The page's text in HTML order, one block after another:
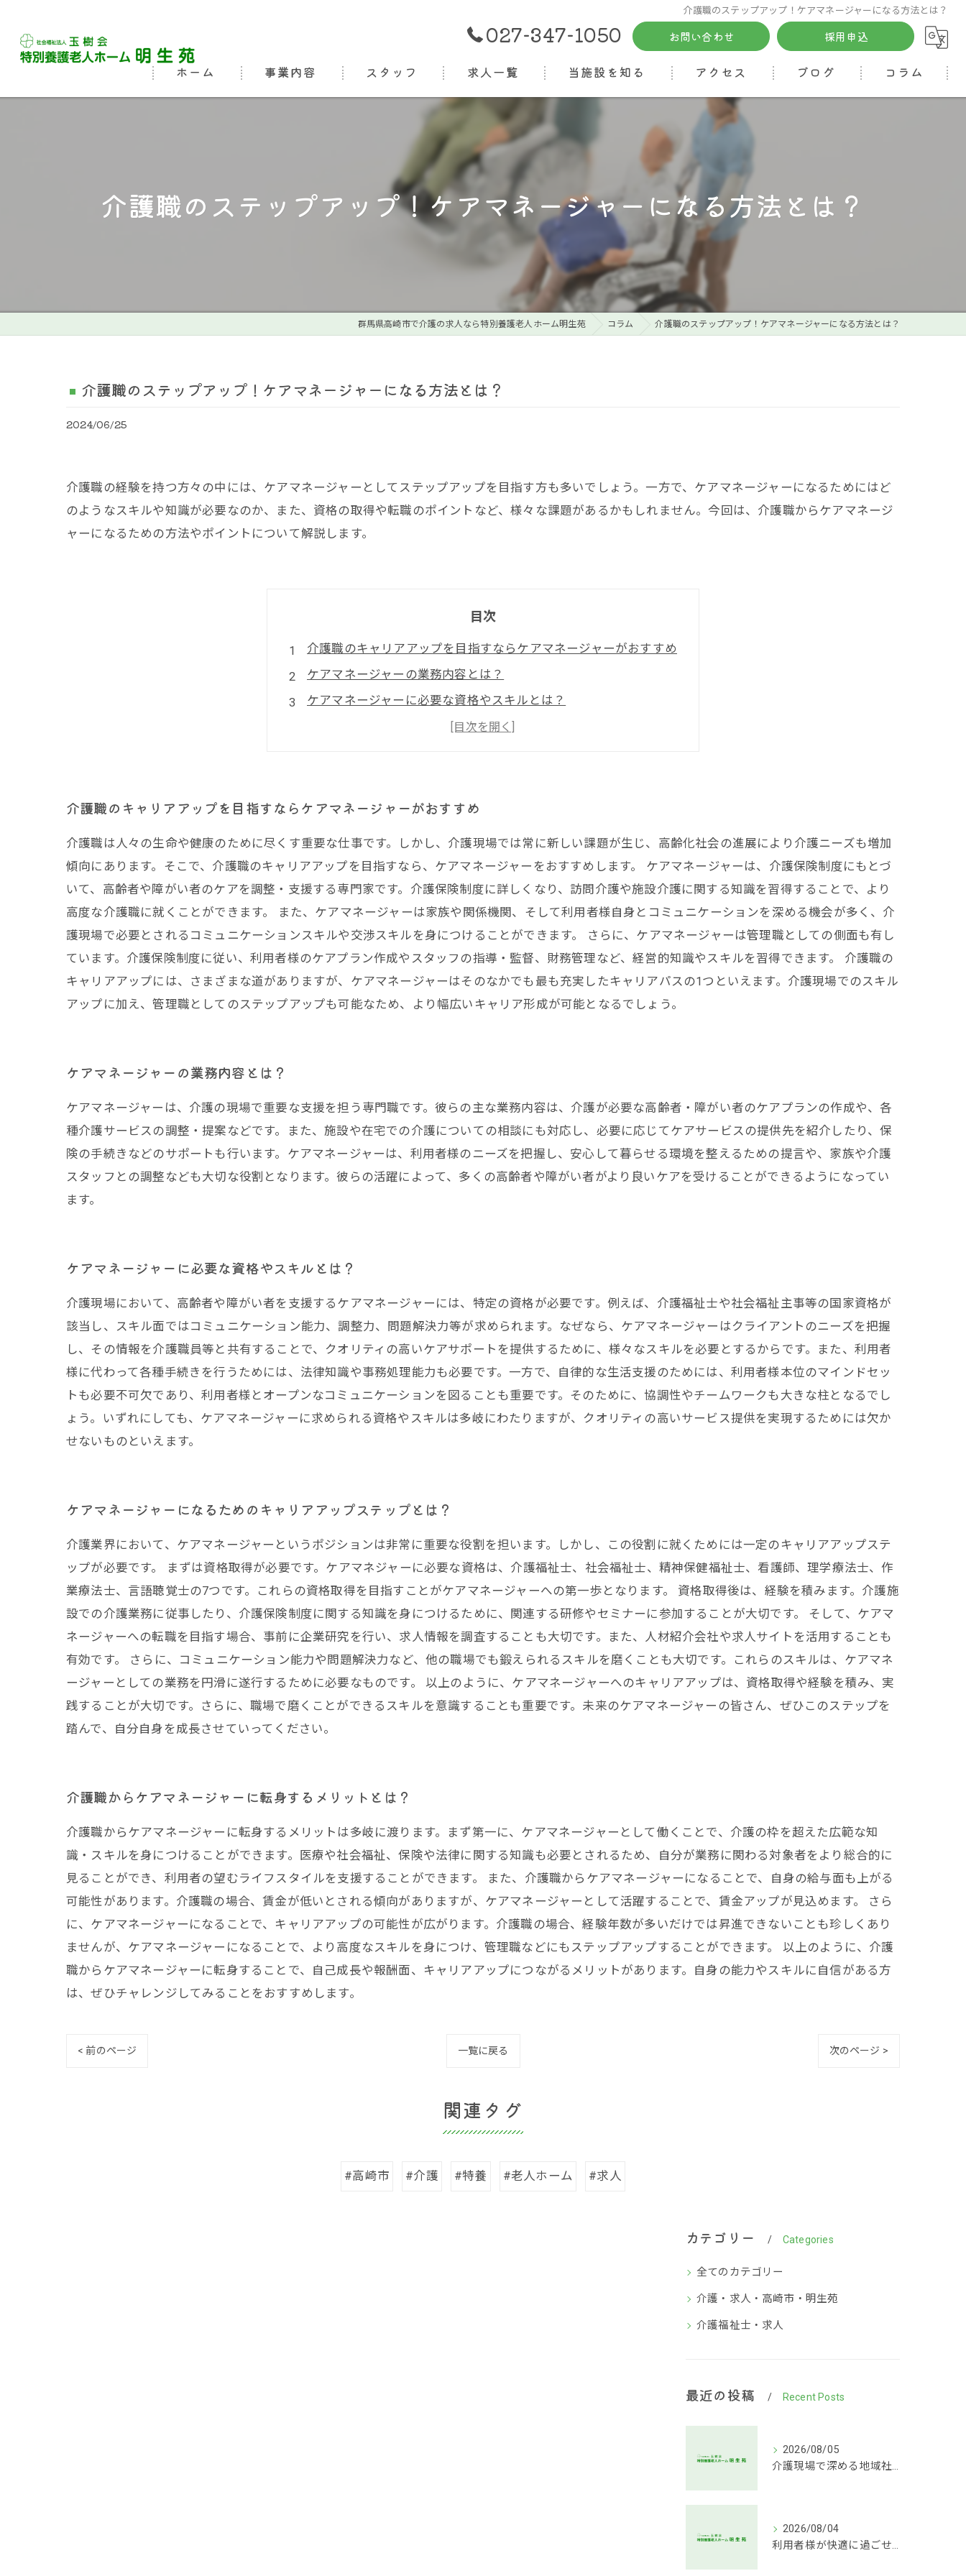
介護職のステップアップ！ケアマネージャーになる方法とは？
027-347-1050 お問い合わせ 採用申込
ホーム 事業内容 スタッフ 求人一覧 当施設を知る
看護師
アクセス ブログ コラム
介護職のステップアップ！ケアマネージャーになる方法とは？
群馬県高崎市で介護の求人なら特別養護老人ホーム明生苑 コラム 介護職のステップアップ！ケアマネージャーになる方法とは？
介護職のステップアップ！ケアマネージャーになる方法とは？
2024/06/25
介護職の経験を持つ方々の中には、ケアマネージャーとしてステップアップを目指す方も多いでしょう。一方で、ケアマネージャーになるためにはど
のようなスキルや知識が必要なのか、また、資格の取得や転職のポイントなど、様々な課題があるかもしれません。今回は、介護職からケアマネージ
ャーになるための方法やポイントについて解説します。
目次
介護職のキャリアアップを目指すならケアマネージャーがおすすめ
ケアマネージャーの業務内容とは？
ケアマネージャーに必要な資格やスキルとは？
ケアマネージャーになるためのキャリアアップステップとは？
介護職のキャリアアップを目指すならケアマネージャーがおすすめ
介護職は人々の生命や健康のために尽くす重要な仕事です。しかし、介護現場では常に新しい課題が生じ、高齢化社会の進展により介護ニーズも増加
傾向にあります。そこで、介護職のキャリアアップを目指すなら、ケアマネージャーをおすすめします。 ケアマネージャーは、介護保険制度にもとづ
いて、高齢者や障がい者のケアを調整・支援する専門家です。介護保険制度に詳しくなり、訪問介護や施設介護に関する知識を習得することで、より
高度な介護職に就くことができます。 また、ケアマネージャーは家族や関係機関、そして利用者様自身とコミュニケーションを深める機会が多く、介
護現場で必要とされるコミュニケーションスキルや交渉スキルを身につけることができます。 さらに、ケアマネージャーは管理職としての側面も有し
ています。介護保険制度に従い、利用者様のケアプラン作成やスタッフの指導・監督、財務管理など、経営的知識やスキルを習得できます。 介護職の
キャリアアップには、さまざまな道がありますが、ケアマネージャーはそのなかでも最も充実したキャリアパスの1つといえます。介護現場でのスキル
アップに加え、管理職としてのステップアップも可能なため、より幅広いキャリア形成が可能となるでしょう。
ケアマネージャーの業務内容とは？
ケアマネージャーは、介護の現場で重要な支援を担う専門職です。彼らの主な業務内容は、介護が必要な高齢者・障がい者のケアプランの作成や、各
種介護サービスの調整・提案などです。また、施設や在宅での介護についての相談にも対応し、必要に応じてケアサービスの提供先を紹介したり、保
険の手続きなどのサポートも行います。ケアマネージャーは、利用者様のニーズを把握し、安心して暮らせる環境を整えるための提言や、家族や介護
スタッフとの調整なども大切な役割となります。彼らの活躍によって、多くの高齢者や障がい者がより良いケアを受けることができるようになってい
ます。
ケアマネージャーに必要な資格やスキルとは？
介護現場において、高齢者や障がい者を支援するケアマネージャーには、特定の資格が必要です。例えば、介護福祉士や社会福祉主事等の国家資格が
該当し、スキル面ではコミュニケーション能力、調整力、問題解決力等が求められます。なぜなら、ケアマネージャーはクライアントのニーズを把握
し、その情報を介護職員等と共有することで、クオリティの高いケアサポートを提供するために、様々なスキルを必要とするからです。また、利用者
様に代わって各種手続きを行うためには、法律知識や事務処理能力も必要です。一方で、自律的な生活支援のためには、利用者様本位のマインドセッ
トも必要不可欠であり、利用者様とオープンなコミュニケーションを図ることも重要です。そのために、協調性やチームワークも大きな柱となるでし
ょう。いずれにしても、ケアマネージャーに求められる資格やスキルは多岐にわたりますが、クオリティの高いサービス提供を実現するためには欠か
せないものといえます。
ケアマネージャーになるためのキャリアアップステップとは？
介護業界において、ケアマネージャーというポジションは非常に重要な役割を担います。しかし、この役割に就くためには一定のキャリアアップステ
ップが必要です。 まずは資格取得が必要です。ケアマネジャーに必要な資格は、介護福祉士、社会福祉士、精神保健福祉士、看護師、理学療法士、作
業療法士、言語聴覚士の7つです。これらの資格取得を目指すことがケアマネージャーへの第一歩となります。 資格取得後は、経験を積みます。介護施
設での介護業務に従事したり、介護保険制度に関する知識を身につけるために、関連する研修やセミナーに参加することが大切です。 そして、ケアマ
ネージャーへの転職を目指す場合、事前に企業研究を行い、求人情報を調査することも大切です。また、人材紹介会社や求人サイトを活用することも
有効です。 さらに、コミュニケーション能力や問題解決力など、他の職場でも鍛えられるスキルを磨くことも大切です。これらのスキルは、ケアマネ
ージャーとしての業務を円滑に遂行するために必要なものです。 以上のように、ケアマネージャーへのキャリアアップは、資格取得や経験を積み、実
践することが大切です。さらに、職場で磨くことができるスキルを意識することも重要です。未来のケアマネージャーの皆さん、ぜひこのステップを
踏んで、自分自身を成長させていってください。
介護職からケアマネージャーに転身するメリットとは？
介護職からケアマネージャーに転身するメリットは多岐に渡ります。まず第一に、ケアマネージャーとして働くことで、介護の枠を超えた広範な知
識・スキルを身につけることができます。医療や社会福祉、保険や法律に関する知識も必要とされるため、自分が業務に関わる対象者をより総合的に
見ることができ、利用者の望むライフスタイルを支援することができます。 また、介護職からケアマネージャーになることで、自身の給与面も上がる
可能性があります。介護職の場合、賃金が低いとされる傾向がありますが、ケアマネージャーとして活躍することで、賃金アップが見込めます。 さら
に、ケアマネージャーになることで、キャリアアップの可能性が広がります。介護職の場合、経験年数が多いだけでは昇進できないことも珍しくあり
ませんが、ケアマネージャーになることで、より高度なスキルを身につけ、管理職などにもステップアップすることができます。 以上のように、介護
職からケアマネージャーに転身することで、自己成長や報酬面、キャリアアップにつながるメリットがあります。自身の能力やスキルに自信がある方
は、ぜひチャレンジしてみることをおすすめします。
< 前のページ 一覧に戻る 次のページ >
関連タグ
#高崎市 #介護 #特養 #老人ホーム #求人
カテゴリー Categories
全てのカテゴリー
介護・求人・高崎市・明生苑
介護福祉士・求人
最近の投稿 Recent Posts
2026/08/05
介護現場で深める地域社会連携支援
2026/08/04
利用者様が快適に過ごせる介護環境づくりの秘訣